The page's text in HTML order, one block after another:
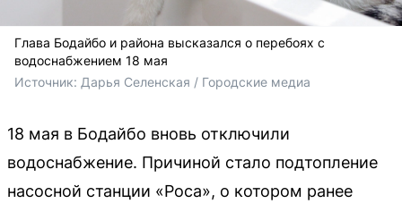
Глава Бодайбо и района высказался о перебоях с
водоснабжением 18 мая
Источник: Дарья Селенская / Городские медиа
18 мая в Бодайбо вновь отключили
водоснабжение. Причиной стало подтопление
насосной станции «Роса», о котором ранее